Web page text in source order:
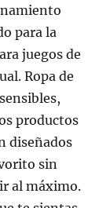
para la
juegos de
Ropa de
productos
diseñados
sin
al máximo.